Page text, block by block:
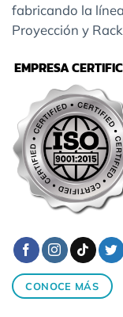
fabricando la
Proyección y
EMPRESA
CONOCE MÁS